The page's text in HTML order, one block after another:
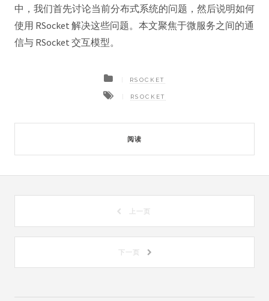
中，我们首先讨论当前分布式系统的问题，然后说明如何
使用 RSocket 解决这些问题。本文聚焦于微服务之间的通
信与 RSocket 交互模型。
阅读
RSOCKET
RSOCKET
上一页
下一页